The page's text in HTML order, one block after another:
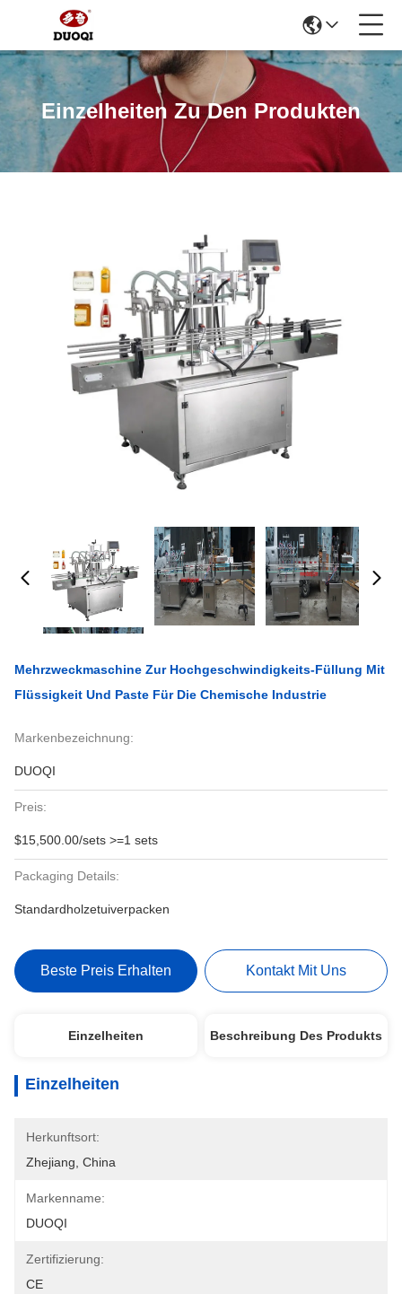
Einzelheiten Zu Den Produkten
Mehrzweckmaschine Zur Hochgeschwindigkeits-Füllung Mit
Flüssigkeit Und Paste Für Die Chemische Industrie
Markenbezeichnung:
DUOQI
Preis:
$15,500.00/sets >=1 sets
Packaging Details:
Standardholzetuiverpacken
Beste Preis Erhalten Kontakt Mit Uns
Einzelheiten Beschreibung Des Produkts
Einzelheiten
Herkunftsort:
Zhejiang, China
Markenname:
DUOQI
Zertifizierung:
CE